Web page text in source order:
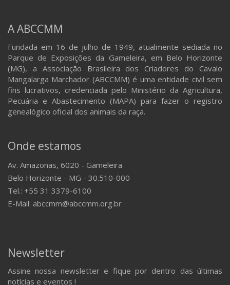
A ABCCMM
Fundada em 16 de julho de 1949, atualmente sediada no
Parque de Exposições da Gameleira, em Belo Horizonte
(MG), a Associação Brasileira dos Criadores do Cavalo
Mangalarga Marchador (ABCCMM) é uma entidade civil sem
fins lucrativos, credenciada pelo Ministério da Agricultura,
Pecuária e Abastecimento (MAPA) para fazer o registro
genealógico oficial dos animais da raça.
Onde estamos
Av. Amazonas, 6020 - Gameleira
Belo Horizonte - MG - 30.510-000
Tel.: +55 31 3379-6100
E-Mail: abccmm@abccmm.org.br
Newsletter
Assine nossa newsletter e fique por dentro das últimas
notícias e eventos !